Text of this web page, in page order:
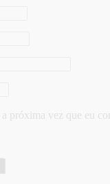
próxima vez que eu